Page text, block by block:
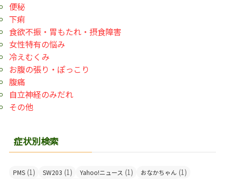
便秘
下痢
食欲不振・胃もたれ・摂食障害
女性特有の悩み
冷えむくみ
お腹の張り・ぽっこり
腹痛
自立神経のみだれ
その他
症状別検索
PMS (1) SW203 (1) Yahoo!ニュース (1) おなかちゃん (1)